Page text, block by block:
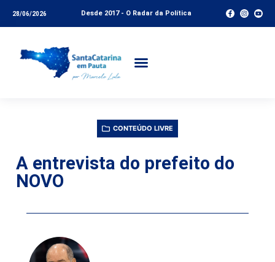
28/06/2026 Desde 2017 - O Radar da Política
CONTEÚDO LIVRE
A entrevista do prefeito do
NOVO